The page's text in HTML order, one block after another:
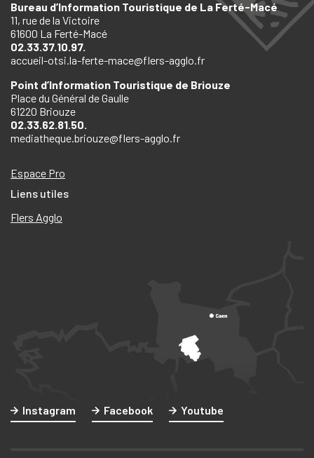
Bureau d’Information Touristique de La Ferté-Macé
11, rue de la Victoire
61600 La Ferté-Macé
02.33.37.10.97.
accueil-otsi.la-ferte-mace@flers-agglo.fr
Point d’Information Touristique de Briouze
Place du Général de Gaulle
61220 Briouze
02.33.62.81.50.
mediatheque.briouze@flers-agglo.fr
Espace Pro
Liens utiles
Flers Agglo
Instagram Facebook Youtube